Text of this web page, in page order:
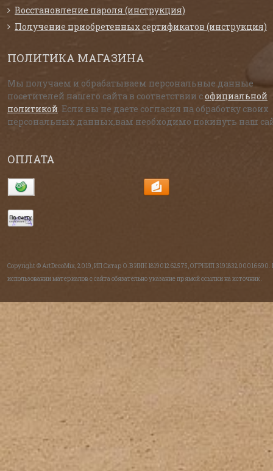
Восстановление пароля (инструкция)
Получение приобретенных сертификатов (инструкция)
ПОЛИТИКА МАГАЗИНА
Мы получаем и обрабатываем персональные данные
посетителей нашего сайта в соответствии софициальной
политикой . Если вы не даете согласия на обработку своих
персональных данных,вам необходимо покинуть наш
ОПЛАТА
Copyright © ArtDecoMix, 2019, ИП Ситар О.В ИНН 181901262575, ОГРНИП 319183200016690.
использовании материалов с сайта обязательно указание прямой ссылки на источник.